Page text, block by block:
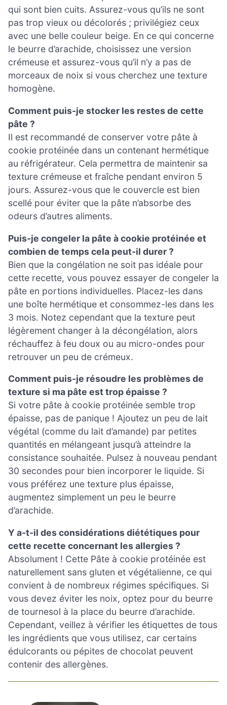
qui sont bien cuits. Assurez-vous qu’ils ne sont
pas trop vieux ou décolorés ; privilégiez ceux
avec une belle couleur beige. En ce qui concerne
le beurre d’arachide, choisissez une version
crémeuse et assurez-vous qu’il n’y a pas de
morceaux de noix si vous cherchez une texture
homogène.
Comment puis-je stocker les restes de cette
pâte ?
Il est recommandé de conserver votre pâte à
cookie protéinée dans un contenant hermétique
au réfrigérateur. Cela permettra de maintenir sa
texture crémeuse et fraîche pendant environ 5
jours. Assurez-vous que le couvercle est bien
scellé pour éviter que la pâte n’absorbe des
odeurs d’autres aliments.
Puis-je congeler la pâte à cookie protéinée et
combien de temps cela peut-il durer ?
Bien que la congélation ne soit pas idéale pour
cette recette, vous pouvez essayer de congeler la
pâte en portions individuelles. Placez-les dans
une boîte hermétique et consommez-les dans les
3 mois. Notez cependant que la texture peut
légèrement changer à la décongélation, alors
réchauffez à feu doux ou au micro-ondes pour
retrouver un peu de crémeux.
Comment puis-je résoudre les problèmes de
texture si ma pâte est trop épaisse ?
Si votre pâte à cookie protéinée semble trop
épaisse, pas de panique ! Ajoutez un peu de lait
végétal (comme du lait d’amande) par petites
quantités en mélangeant jusqu’à atteindre la
consistance souhaitée. Pulsez à nouveau pendant
30 secondes pour bien incorporer le liquide. Si
vous préférez une texture plus épaisse,
augmentez simplement un peu le beurre
d’arachide.
Y a-t-il des considérations diététiques pour
cette recette concernant les allergies ?
Absolument ! Cette Pâte à cookie protéinée est
naturellement sans gluten et végétalienne, ce qui
convient à de nombreux régimes spécifiques. Si
vous devez éviter les noix, optez pour du beurre
de tournesol à la place du beurre d’arachide.
Cependant, veillez à vérifier les étiquettes de tous
les ingrédients que vous utilisez, car certains
édulcorants ou pépites de chocolat peuvent
contenir des allergènes.